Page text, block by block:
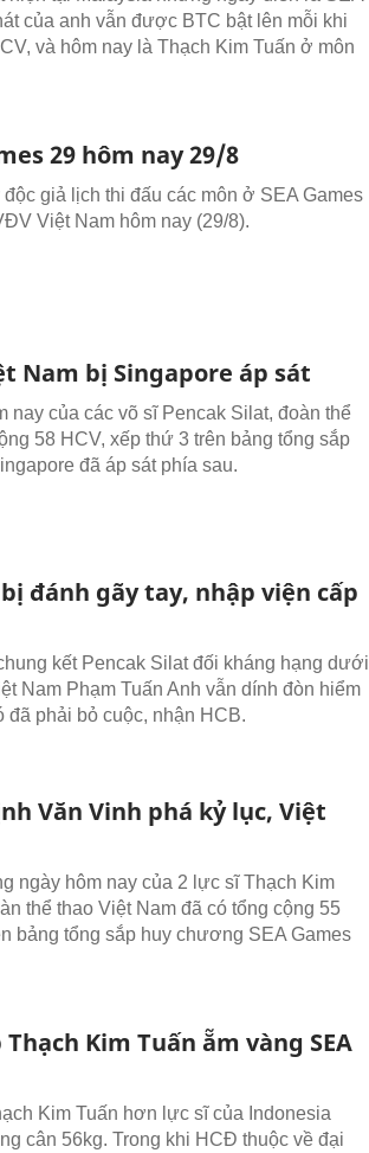
của anh vẫn được BTC bật lên mỗi khi
và hôm nay là Thạch Kim Tuấn ở môn
29 hôm nay 29/8
giả lịch thi đấu các môn ở SEA Games
Việt Nam hôm nay (29/8).
Nam bị Singapore áp sát
của các võ sĩ Pencak Silat, đoàn thể
58 HCV, xếp thứ 3 trên bảng tổng sắp
đã áp sát phía sau.
đánh gãy tay, nhập viện cấp
kết Pencak Silat đối kháng hạng dưới
Nam Phạm Tuấn Anh vẫn dính đòn hiểm
đã phải bỏ cuộc, nhận HCB.
Văn Vinh phá kỷ lục, Việt
ngày hôm nay của 2 lực sĩ Thạch Kim
thể thao Việt Nam đã có tổng cộng 55
bảng tổng sắp huy chương SEA Games
Kim Tuấn ẵm vàng SEA
Kim Tuấn hơn lực sĩ của Indonesia
cân 56kg. Trong khi HCĐ thuộc về đại